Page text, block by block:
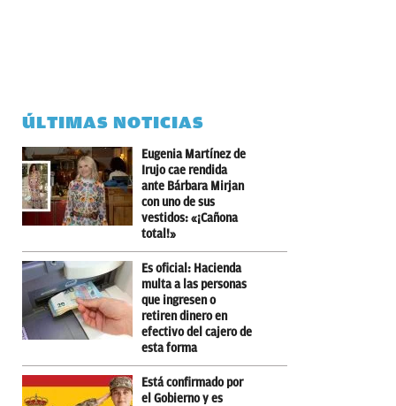
ÚLTIMAS NOTICIAS
Eugenia Martínez de
Irujo cae rendida
ante Bárbara Mirjan
con uno de sus
vestidos: «¡Cañona
total!»
Es oficial: Hacienda
multa a las personas
que ingresen o
retiren dinero en
efectivo del cajero de
esta forma
Está confirmado por
el Gobierno y es